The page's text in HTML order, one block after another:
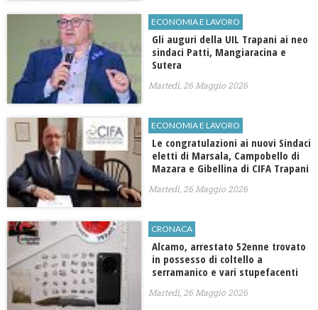
ECONOMIA E LAVORO
Gli auguri della UIL Trapani ai neo
sindaci Patti, Mangiaracina e
Sutera
Martedì, 26 Maggio 2026
ECONOMIA E LAVORO
Le congratulazioni ai nuovi Sindaci
eletti di Marsala, Campobello di
Mazara e Gibellina di CIFA Trapani
Martedì, 26 Maggio 2026
CRONACA
Alcamo, arrestato 52enne trovato
in possesso di coltello a
serramanico e vari stupefacenti
Martedì, 26 Maggio 2026